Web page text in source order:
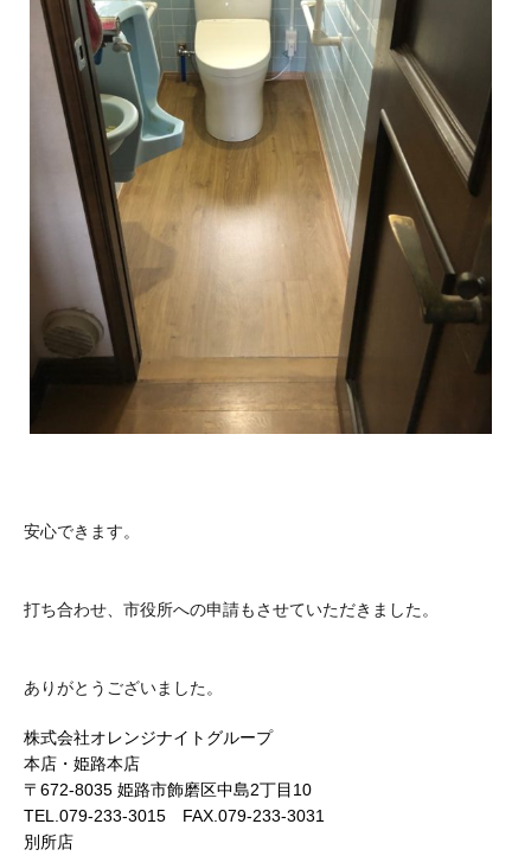
安心できます。
打ち合わせ、市役所への申請もさせていただきました。
ありがとうございました。
株式会社オレンジナイトグループ
本店・姫路本店
〒672-8035 姫路市飾磨区中島2丁目10
TEL.079-233-3015 FAX.079-233-3031
別所店